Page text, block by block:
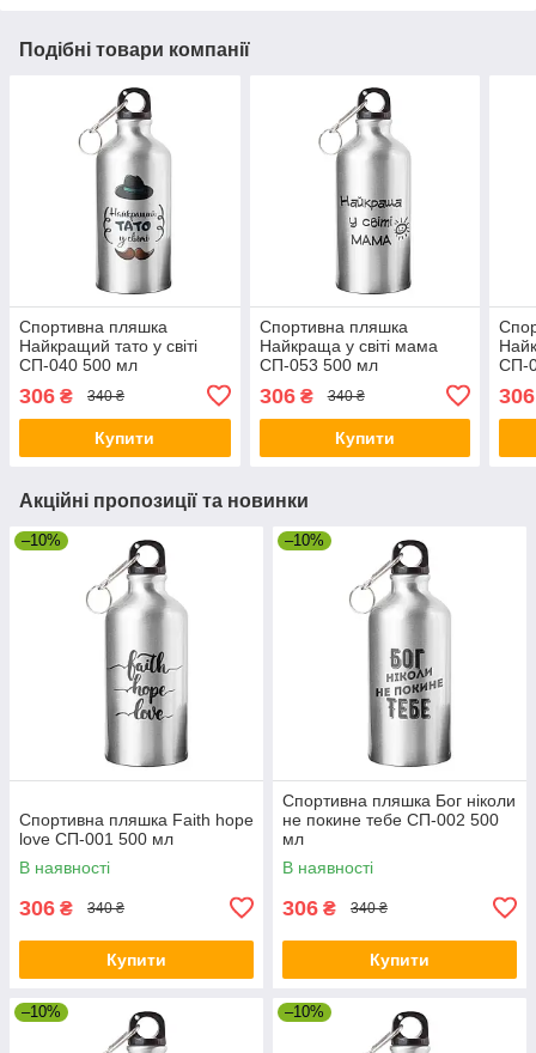
Подібні товари компанії
Спортивна пляшка
Найкращий тато у світі
СП-040 500 мл
306 ₴ 340 ₴
Купити
Спортивна пляшка
Найкраща у світі мама
СП-053 500 мл
306₴ 340 ₴
Купити
СП-
306
Акційні пропозиції та новинки
–10%
Спортивна пляшка Faith hope
love СП-001 500 мл
В наявності
306 ₴ 340 ₴
Купити
–10%
Спортивна пляшка Бог ніколи
не покине тебе СП-002 500
мл
В наявності
306 ₴ 340 ₴
Купити
–10% –10%